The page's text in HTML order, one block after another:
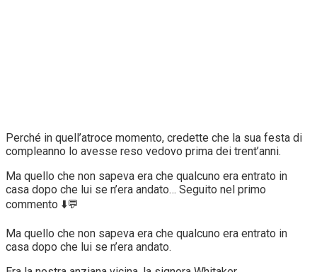
Perché in quell’atroce momento, credette che la sua festa di
compleanno lo avesse reso vedovo prima dei trent’anni.
Ma quello che non sapeva era che qualcuno era entrato in
casa dopo che lui se n’era andato… Seguito nel primo
commento ⬇️💬
Ma quello che non sapeva era che qualcuno era entrato in
casa dopo che lui se n’era andato.